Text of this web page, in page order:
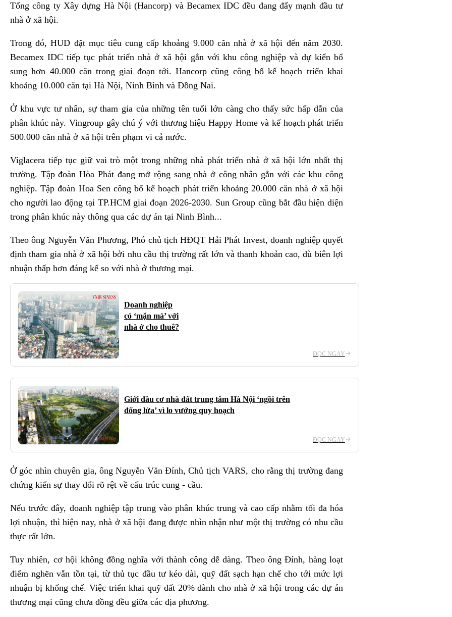
Tổng công ty Xây dựng Hà Nội (Hancorp) và Becamex IDC đều đang đẩy mạnh đầu tư
nhà ở xã hội.
Trong đó, HUD đặt mục tiêu cung cấp khoảng 9.000 căn nhà ở xã hội đến năm 2030.
Becamex IDC tiếp tục phát triển nhà ở xã hội gắn với khu công nghiệp và dự kiến bổ
sung hơn 40.000 căn trong giai đoạn tới. Hancorp cũng công bố kế hoạch triển khai
khoảng 10.000 căn tại Hà Nội, Ninh Bình và Đồng Nai.
Ở khu vực tư nhân, sự tham gia của những tên tuổi lớn càng cho thấy sức hấp dẫn của
phân khúc này. Vingroup gây chú ý với thương hiệu Happy Home và kế hoạch phát triển
500.000 căn nhà ở xã hội trên phạm vi cả nước.
Viglacera tiếp tục giữ vai trò một trong những nhà phát triển nhà ở xã hội lớn nhất thị
trường. Tập đoàn Hòa Phát đang mở rộng sang nhà ở công nhân gắn với các khu công
nghiệp. Tập đoàn Hoa Sen công bố kế hoạch phát triển khoảng 20.000 căn nhà ở xã hội
cho người lao động tại TP.HCM giai đoạn 2026-2030. Sun Group cũng bắt đầu hiện diện
trong phân khúc này thông qua các dự án tại Ninh Bình...
Theo ông Nguyễn Văn Phương, Phó chủ tịch HĐQT Hải Phát Invest, doanh nghiệp quyết
định tham gia nhà ở xã hội bởi nhu cầu thị trường rất lớn và thanh khoản cao, dù biên lợi
nhuận thấp hơn đáng kể so với nhà ở thương mại.
Doanh nghiệp
có ‘mặn mà’ với
nhà ở cho thuê?
ĐỌC NGAY
Giới đầu cơ nhà đất trung tâm Hà Nội ‘ngồi trên
đống lửa’ vì lo vướng quy hoạch
ĐỌC NGAY
Ở góc nhìn chuyên gia, ông Nguyễn Văn Đính, Chủ tịch VARS, cho rằng thị trường đang
chứng kiến sự thay đổi rõ rệt về cấu trúc cung - cầu.
Nếu trước đây, doanh nghiệp tập trung vào phân khúc trung và cao cấp nhằm tối đa hóa
lợi nhuận, thì hiện nay, nhà ở xã hội đang được nhìn nhận như một thị trường có nhu cầu
thực rất lớn.
Tuy nhiên, cơ hội không đồng nghĩa với thành công dễ dàng. Theo ông Đính, hàng loạt
điểm nghẽn vẫn tồn tại, từ thủ tục đầu tư kéo dài, quỹ đất sạch hạn chế cho tới mức lợi
nhuận bị khống chế. Việc triển khai quỹ đất 20% dành cho nhà ở xã hội trong các dự án
thương mại cũng chưa đồng đều giữa các địa phương.